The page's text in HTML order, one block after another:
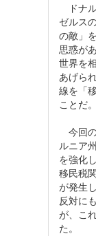
ドナ
ゼルス
の敵」
思惑が
世界を
あげら
線を「
ことだ。
今回
ルニア
を強化
移民税
が発生
反対に
が、こ
た。